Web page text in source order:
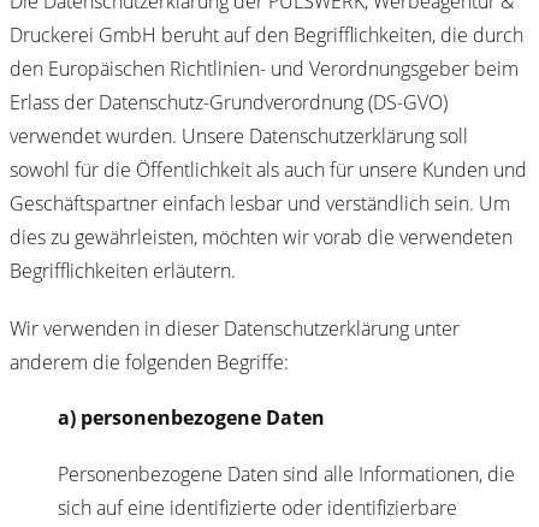
Druckerei GmbH beruht auf den Begrifflichkeiten, die durch
den Europäischen Richtlinien- und Verordnungsgeber beim
Erlass der Datenschutz-Grundverordnung (DS-GVO)
verwendet wurden. Unsere Datenschutzerklärung soll
sowohl für die Öffentlichkeit als auch für unsere Kunden und
Geschäftspartner einfach lesbar und verständlich sein. Um
dies zu gewährleisten, möchten wir vorab die verwendeten
Begrifflichkeiten erläutern.
Wir verwenden in dieser Datenschutzerklärung unter
anderem die folgenden Begriffe:
a) personenbezogene Daten
Personenbezogene Daten sind alle Informationen, die
sich auf eine identifizierte oder identifizierbare